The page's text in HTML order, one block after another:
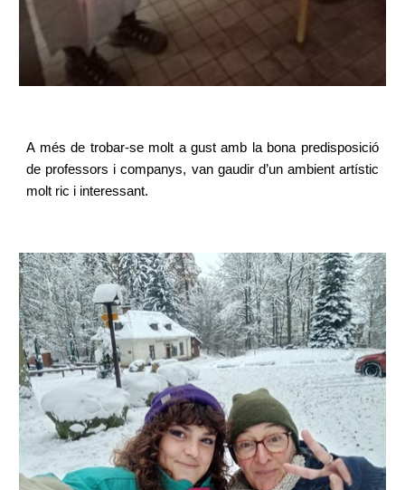
A més de trobar-se molt a gust amb la bona predisposició
de professors i companys, van gaudir d’un ambient artístic
molt ric i interessant.